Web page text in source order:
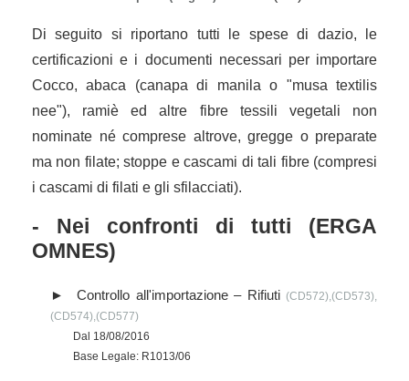
Di seguito si riportano tutti le spese di dazio, le
certificazioni e i documenti necessari per importare
Cocco, abaca (canapa di manila o "musa textilis
nee"), ramiè ed altre fibre tessili vegetali non
nominate né comprese altrove, gregge o preparate
ma non filate; stoppe e cascami di tali fibre (compresi
i cascami di filati e gli sfilacciati).
- Nei confronti di tutti (ERGA
OMNES)
Controllo all'importazione – Rifiuti (CD572),(CD573),
(CD574),(CD577)
Dal 18/08/2016
Base Legale: R1013/06